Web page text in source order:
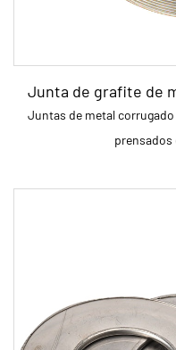
Junta de grafite de
Juntas de metal
prensados